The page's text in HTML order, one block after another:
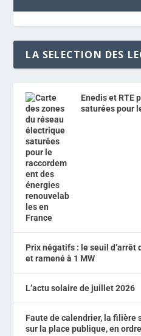
LA SELECTION DES
Enedis et RTE
saturées pour
Prix négatifs : le seuil
et ramené à 1 MW
L’actu solaire de juillet 2026
Faute de calendrier, la filière
sur la place publique, en